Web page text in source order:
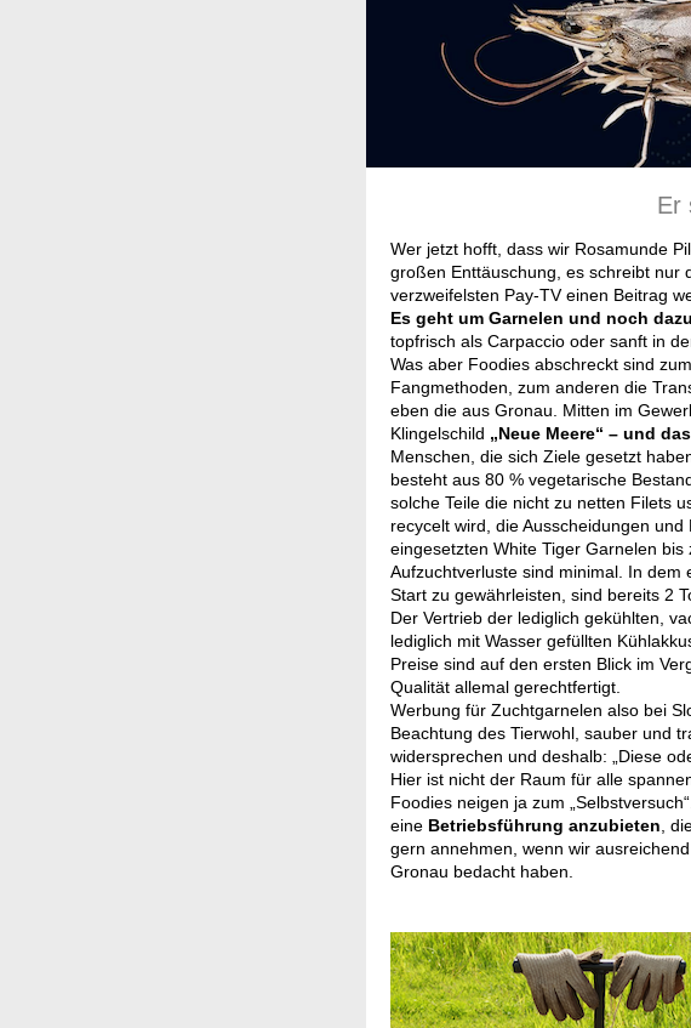
Er
Wer jetzt hofft, dass wir Rosamunde
großen Enttäuschung, es schreibt nur
verzweifelsten Pay-TV einen Beitrag
Es geht um Garnelen und noch
topfrisch als Carpaccio oder sanft in
Was aber Foodies abschreckt sind
Fangmethoden, zum anderen die
eben die aus Gronau. Mitten im
Klingelschild „Neue Meere“ – und
Menschen, die sich Ziele gesetzt
besteht aus 80 % vegetarische
solche Teile die nicht zu netten Filets
recycelt wird, die Ausscheidungen
eingesetzten White Tiger Garnelen
Aufzuchtverluste sind minimal. In
Start zu gewährleisten, sind bereits 2
Der Vertrieb der lediglich gekühlten,
lediglich mit Wasser gefüllten
Preise sind auf den ersten Blick im
Qualität allemal gerechtfertigt.
Werbung für Zuchtgarnelen also bei
Beachtung des Tierwohl, sauber und
widersprechen und deshalb: „Diese
Hier ist nicht der Raum für alle
Foodies neigen ja zum
eine Betriebsführung anzubieten ,
gern annehmen, wenn wir
Gronau bedacht haben.